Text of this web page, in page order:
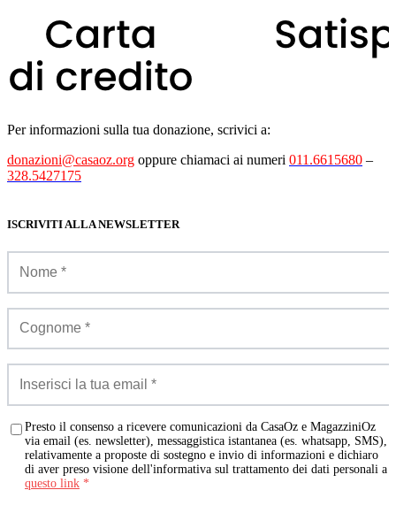
Per informazioni sulla tua donazione, scrivici a:
donazioni@casaoz.org oppure chiamaci ai numeri 011.6615680 –
328.5427175
ISCRIVITI ALLA NEWSLETTER
Presto il consenso a ricevere comunicazioni da CasaOz e MagazziniOz
via email (es. newsletter), messaggistica istantanea (es. whatsapp, SMS),
relativamente a proposte di sostegno e invio di informazioni e dichiaro
di aver preso visione dell'informativa sul trattamento dei dati personali a
questo link *